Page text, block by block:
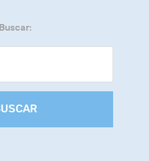
Buscar: